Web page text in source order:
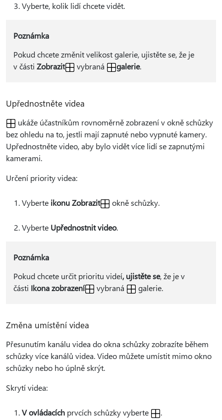
Vyberte, kolik lidí chcete vidět.
Poznámka
Pokud chcete změnit velikost galerie, ujistěte se, že je
v části Zobrazit vybraná galerie.
Upřednostněte videa
ukáže účastníkům rovnoměrně zobrazení v okně schůzky
bez ohledu na to, jestli mají zapnuté nebo vypnuté kamery.
Upřednostněte video, aby bylo vidět více lidí se zapnutými
kamerami.
Určení priority videa:
Vyberte ikonu Zobrazit okně schůzky.
Vyberte Upřednostnit video.
Poznámka
Pokud chcete určit prioritu videí, ujistěte se, že je v
části Ikona zobrazení vybraná galerie.
Změna umístění videa
Přesunutím kanálu videa do okna schůzky zobrazíte během
schůzky více kanálů videa. Video můžete umístit mimo okno
schůzky nebo ho úplně skrýt.
Skrytí videa:
V ovládacích prvcích schůzky vyberte .